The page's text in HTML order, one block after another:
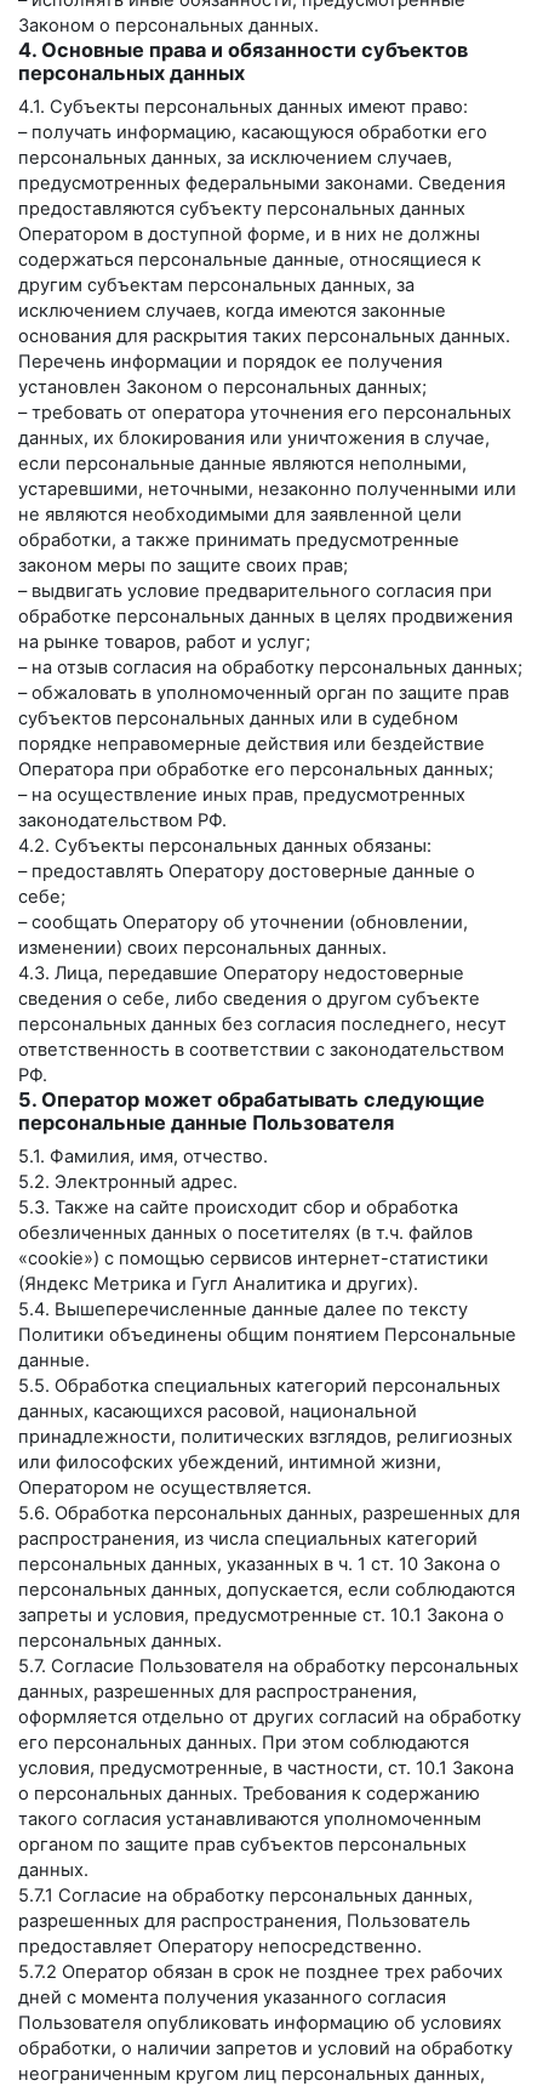
Законом о персональных данных.
4. Основные права и обязанности субъектов
персональных данных
4.1. Субъекты персональных данных имеют право:
– получать информацию, касающуюся обработки его
персональных данных, за исключением случаев,
предусмотренных федеральными законами. Сведения
предоставляются субъекту персональных данных
Оператором в доступной форме, и в них не должны
содержаться персональные данные, относящиеся к
другим субъектам персональных данных, за
исключением случаев, когда имеются законные
основания для раскрытия таких персональных данных.
Перечень информации и порядок ее получения
установлен Законом о персональных данных;
– требовать от оператора уточнения его персональных
данных, их блокирования или уничтожения в случае,
если персональные данные являются неполными,
устаревшими, неточными, незаконно полученными или
не являются необходимыми для заявленной цели
обработки, а также принимать предусмотренные
законом меры по защите своих прав;
– выдвигать условие предварительного согласия при
обработке персональных данных в целях продвижения
на рынке товаров, работ и услуг;
– на отзыв согласия на обработку персональных данных;
– обжаловать в уполномоченный орган по защите прав
субъектов персональных данных или в судебном
порядке неправомерные действия или бездействие
Оператора при обработке его персональных данных;
– на осуществление иных прав, предусмотренных
законодательством РФ.
4.2. Субъекты персональных данных обязаны:
– предоставлять Оператору достоверные данные о
себе;
– сообщать Оператору об уточнении (обновлении,
изменении) своих персональных данных.
4.3. Лица, передавшие Оператору недостоверные
сведения о себе, либо сведения о другом субъекте
персональных данных без согласия последнего, несут
ответственность в соответствии с законодательством
РФ.
5. Оператор может обрабатывать следующие
персональные данные Пользователя
5.1. Фамилия, имя, отчество.
5.2. Электронный адрес.
5.3. Также на сайте происходит сбор и обработка
обезличенных данных о посетителях (в т.ч. файлов
«cookie») с помощью сервисов интернет-статистики
(Яндекс Метрика и Гугл Аналитика и других).
5.4. Вышеперечисленные данные далее по тексту
Политики объединены общим понятием Персональные
данные.
5.5. Обработка специальных категорий персональных
данных, касающихся расовой, национальной
принадлежности, политических взглядов, религиозных
или философских убеждений, интимной жизни,
Оператором не осуществляется.
5.6. Обработка персональных данных, разрешенных для
распространения, из числа специальных категорий
персональных данных, указанных в ч. 1 ст. 10 Закона о
персональных данных, допускается, если соблюдаются
запреты и условия, предусмотренные ст. 10.1 Закона о
персональных данных.
5.7. Согласие Пользователя на обработку персональных
данных, разрешенных для распространения,
оформляется отдельно от других согласий на обработку
его персональных данных. При этом соблюдаются
условия, предусмотренные, в частности, ст. 10.1 Закона
о персональных данных. Требования к содержанию
такого согласия устанавливаются уполномоченным
органом по защите прав субъектов персональных
данных.
5.7.1 Согласие на обработку персональных данных,
разрешенных для распространения, Пользователь
предоставляет Оператору непосредственно.
5.7.2 Оператор обязан в срок не позднее трех рабочих
дней с момента получения указанного согласия
Пользователя опубликовать информацию об условиях
обработки, о наличии запретов и условий на обработку
неограниченным кругом лиц персональных данных,